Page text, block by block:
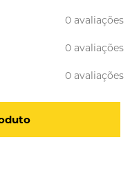
0 avaliações
0 avaliações
0 avaliações